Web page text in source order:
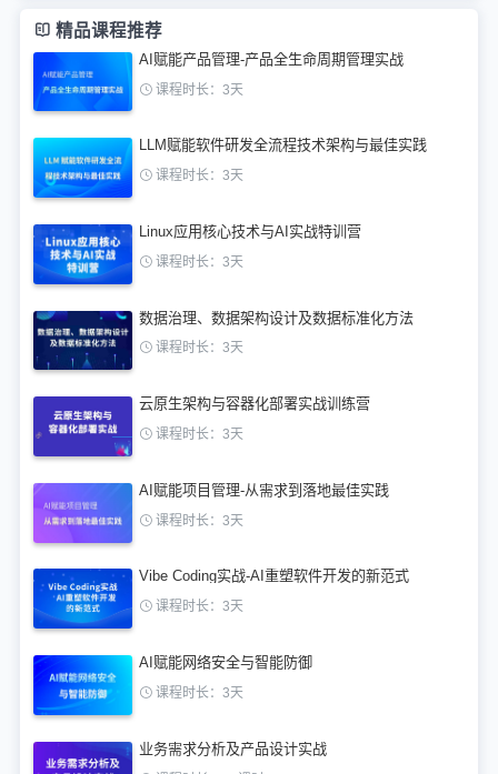
精品课程推荐
AI赋能产品管理-产品全生命周期管理实战
课程时长：3天
LLM赋能软件研发全流程技术架构与最佳实践
课程时长：3天
Linux应用核心技术与AI实战特训营
课程时长：3天
数据治理、数据架构设计及数据标准化方法
课程时长：3天
云原生架构与容器化部署实战训练营
课程时长：3天
AI赋能项目管理-从需求到落地最佳实践
课程时长：3天
Vibe Coding实战-AI重塑软件开发的新范式
课程时长：3天
AI赋能网络安全与智能防御
课程时长：3天
业务需求分析及产品设计实战